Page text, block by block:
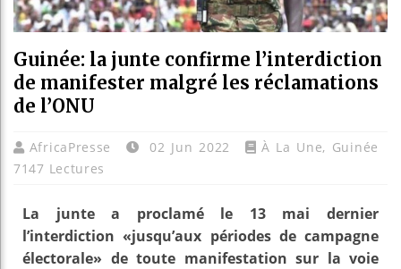
Guinée: la junte confirme l’interdiction
de manifester malgré les réclamations
de l’ONU
AfricaPresse 02 Jun 2022 À La Une, Guinée
7147 Lectures
La junte a proclamé le 13 mai dernier
l’interdiction «jusqu’aux périodes de campagne
électorale» de toute manifestation sur la voie